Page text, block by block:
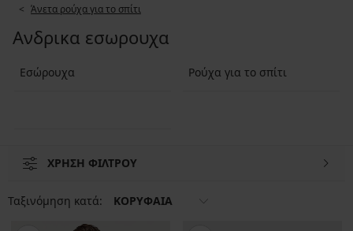
Άνετα ρούχα για το σπίτι
Ανδρικα εσωρουχα
Εσώρουχα Ρούχα για το σπίτι
ΧΡΗΣΗ ΦΙΛΤΡΟΥ
Ταξινόμηση κατά: ΚΟΡΥΦΑΙΑ